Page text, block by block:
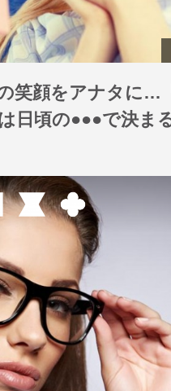
笑顔をアナタに…
日頃の●●●で決ま